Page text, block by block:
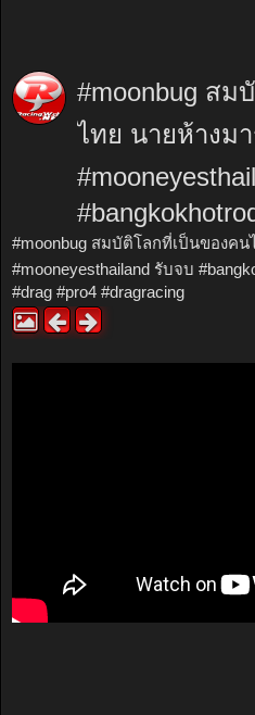
#moonbug สม
ไทย นายห้างม
#moonbug สมบัติโลกที่เป็นของค
#mooneyesthailand รับจบ
#drag #pro4 #dragracing